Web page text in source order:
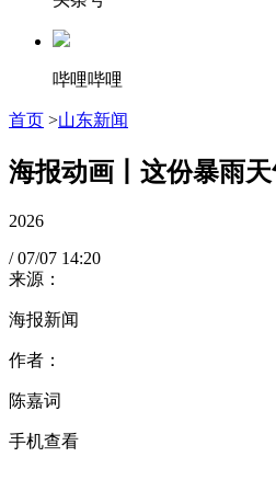
哔哩哔哩
首页 >山东新闻
海报动画丨这份暴雨
2026
/ 07/07 14:20
来源：
海报新闻
作者：
陈嘉词
手机查看